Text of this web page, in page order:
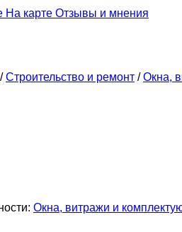
На карте Отзывы и мнения
/ Строительство и ремонт / Окна,
Окна, витражи и